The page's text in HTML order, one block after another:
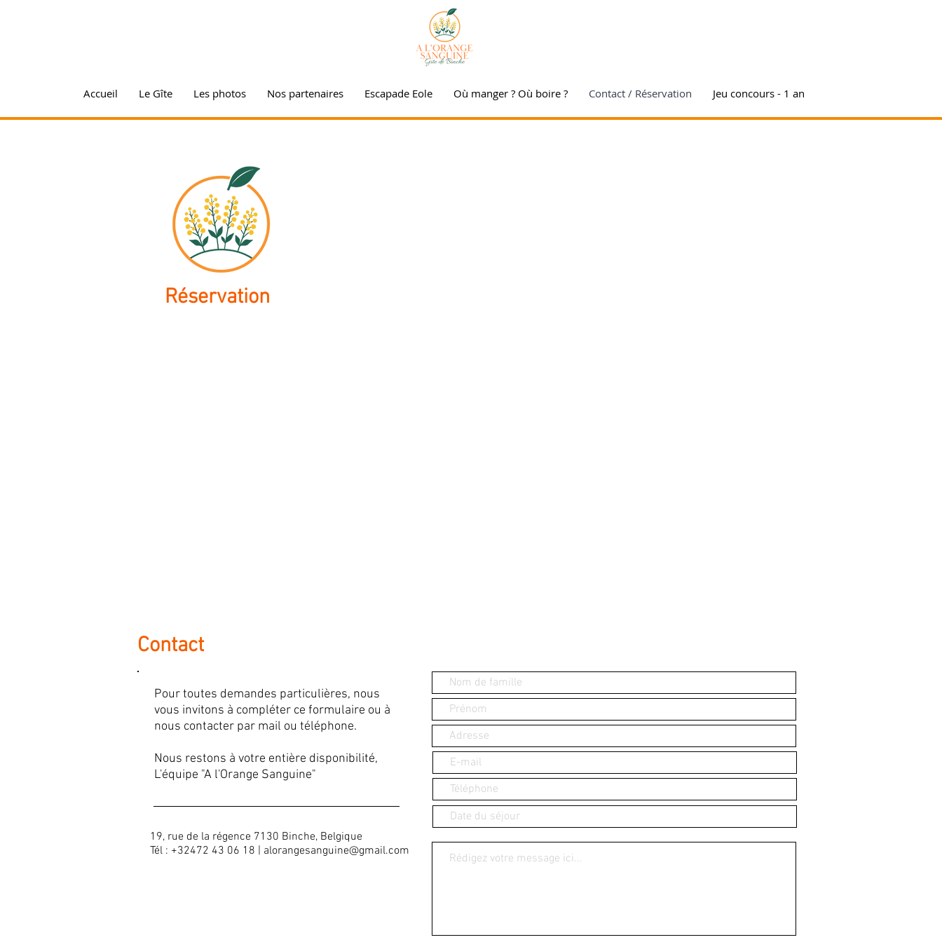
Accueil Le Gîte Les photos Nos partenaires Escapade Eole Où manger ? Où boire ? Contact / Réservation Jeu concours - 1 an
Réservation
Contact
Pour toutes demandes particulières, nous
vous invitons à compléter ce formulaire ou à
nous contacter par mail ou téléphone.
Nous restons à votre entière disponibilité,
L'équipe "A l'Orange Sanguine"
19, rue de la régence 7130 Binche, Belgique
Tél : +32472 43 06 18 | alorangesanguine@gmail.com